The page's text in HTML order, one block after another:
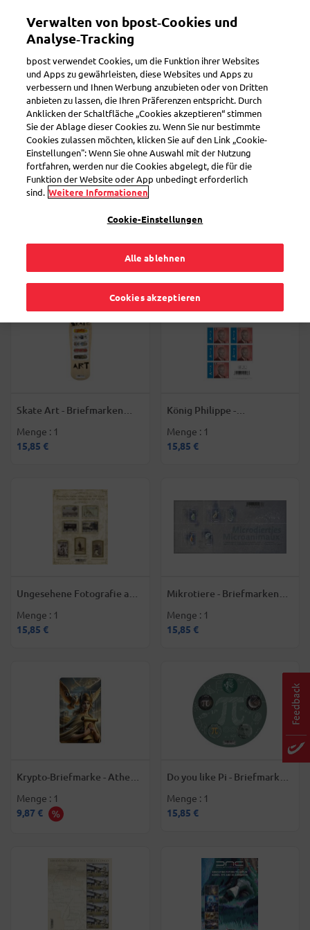
Mein Konto
Suchen
Terug
Briefmarke Rest der Welt
Filter ansehen
Sorteren op
Skate Art - Briefmarken
Menge : 1
15,85 €
König Philippe -
Menge : 1
15,85 €
Ungesehene Fotografie aus
Menge : 1
15,85 €
Mikrotiere - Briefmarken
Menge : 1
15,85 €
Krypto-Briefmarke - Athena
Menge : 1
9,87 €
Do you like Pi - Briefmarken
Menge : 1
15,85 €
Verwalten von bpost‑Cookies und
Analyse‑Tracking
bpost verwendet Cookies, um die Funktion ihrer Websites
und Apps zu gewährleisten, diese Websites und Apps zu
verbessern und Ihnen Werbung anzubieten oder von Dritten
anbieten zu lassen, die Ihren Präferenzen entspricht. Durch
Anklicken der Schaltfläche „Cookies akzeptieren“ stimmen
Sie der Ablage dieser Cookies zu. Wenn Sie nur bestimmte
Cookies zulassen möchten, klicken Sie auf den Link „Cookie-
Einstellungen": Wenn Sie ohne Auswahl mit der Nutzung
fortfahren, werden nur die Cookies abgelegt, die für die
Funktion der Website oder App unbedingt erforderlich
sind. Weitere Informationen
Cookie-Einstellungen
Alle ablehnen
Cookies akzeptieren